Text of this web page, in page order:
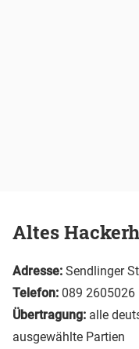
Altes
Adresse: Sendlinger
Telefon: 089 2605026
Übertragung: alle
ausgewählte Partien